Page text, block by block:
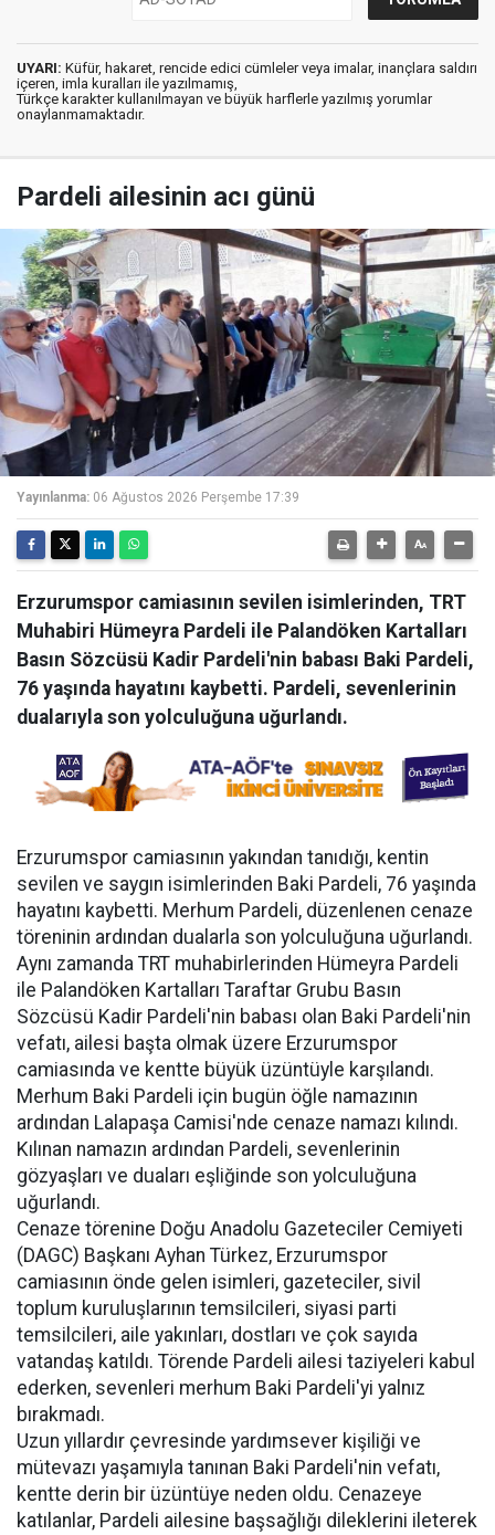
UYARI: Küfür, hakaret, rencide edici cümleler veya imalar, inançlara saldırı
içeren, imla kuralları ile yazılmamış,
Türkçe karakter kullanılmayan ve büyük harflerle yazılmış yorumlar
onaylanmamaktadır.
Pardeli ailesinin acı günü
Yayınlanma: 06 Ağustos 2026 Perşembe 17:39
Erzurumspor camiasının sevilen isimlerinden, TRT
Muhabiri Hümeyra Pardeli ile Palandöken Kartalları
Basın Sözcüsü Kadir Pardeli'nin babası Baki Pardeli,
76 yaşında hayatını kaybetti. Pardeli, sevenlerinin
dualarıyla son yolculuğuna uğurlandı.
Erzurumspor camiasının yakından tanıdığı, kentin
sevilen ve saygın isimlerinden Baki Pardeli, 76 yaşında
hayatını kaybetti. Merhum Pardeli, düzenlenen cenaze
töreninin ardından dualarla son yolculuğuna uğurlandı.
Aynı zamanda TRT muhabirlerinden Hümeyra Pardeli
ile Palandöken Kartalları Taraftar Grubu Basın
Sözcüsü Kadir Pardeli'nin babası olan Baki Pardeli'nin
vefatı, ailesi başta olmak üzere Erzurumspor
camiasında ve kentte büyük üzüntüyle karşılandı.
Merhum Baki Pardeli için bugün öğle namazının
ardından Lalapaşa Camisi'nde cenaze namazı kılındı.
Kılınan namazın ardından Pardeli, sevenlerinin
gözyaşları ve duaları eşliğinde son yolculuğuna
uğurlandı.
Cenaze törenine Doğu Anadolu Gazeteciler Cemiyeti
(DAGC) Başkanı Ayhan Türkez, Erzurumspor
camiasının önde gelen isimleri, gazeteciler, sivil
toplum kuruluşlarının temsilcileri, siyasi parti
temsilcileri, aile yakınları, dostları ve çok sayıda
vatandaş katıldı. Törende Pardeli ailesi taziyeleri kabul
ederken, sevenleri merhum Baki Pardeli'yi yalnız
bırakmadı.
Uzun yıllardır çevresinde yardımsever kişiliği ve
mütevazı yaşamıyla tanınan Baki Pardeli'nin vefatı,
kentte derin bir üzüntüye neden oldu. Cenazeye
katılanlar, Pardeli ailesine başsağlığı dileklerini ileterek